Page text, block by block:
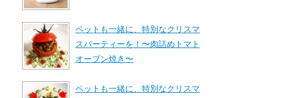
ペットも一緒に、特別なクリスマ
スパーティーを！〜肉詰めトマト
オーブン焼き〜
ペットも一緒に、特別なクリスマ